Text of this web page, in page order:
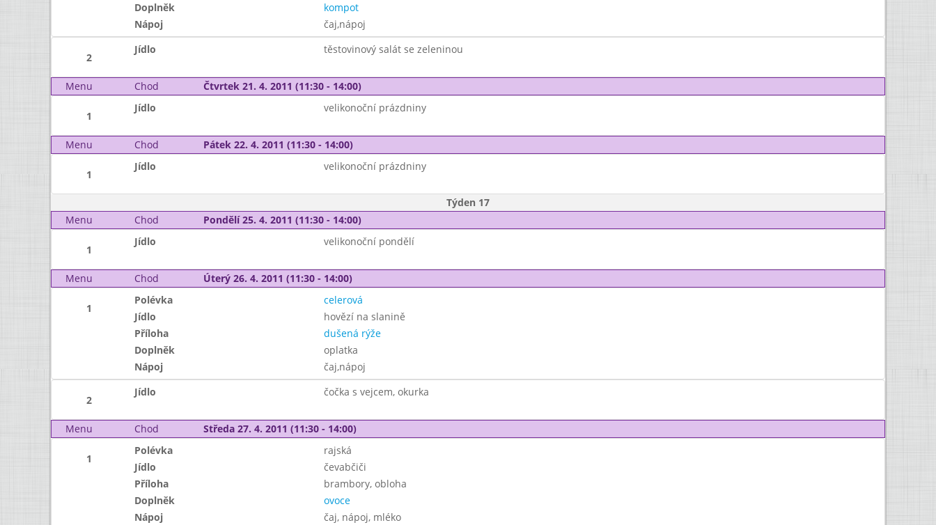
Doplněk
kompot
Nápoj
čaj,nápoj
2
Jídlo těstovinový salát se zeleninou
Menu Chod Čtvrtek 21. 4. 2011 (11:30 - 14:00)
1
Jídlo velikonoční prázdniny
Menu Chod Pátek 22. 4. 2011 (11:30 - 14:00)
1
Jídlo velikonoční prázdniny
Týden 17
Menu
Chod Pondělí 25. 4. 2011 (11:30 - 14:00)
1
Jídlo velikonoční pondělí
Menu Chod Úterý 26. 4. 2011 (11:30 - 14:00)
1
Polévka
celerová
Jídlo
hovězí na slanině
Příloha
dušená rýže
Doplněk
oplatka
Nápoj
čaj,nápoj
2
Jídlo čočka s vejcem, okurka
Menu Chod Středa 27. 4. 2011 (11:30 - 14:00)
1
Polévka
rajská
Jídlo
čevabčiči
Příloha
brambory, obloha
Doplněk
ovoce
Nápoj
čaj, nápoj, mléko